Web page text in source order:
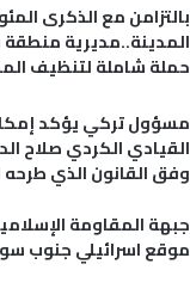
بالتزامن مع الذكرى
المدينة..مديرية
حملة شاملة لتنظيف
مسؤول تركي يؤكد
القيادي الكردي صلاح
وفق القانون الذي طرحه
جبهة المقاومة
موقع اسرائيلي جنوب